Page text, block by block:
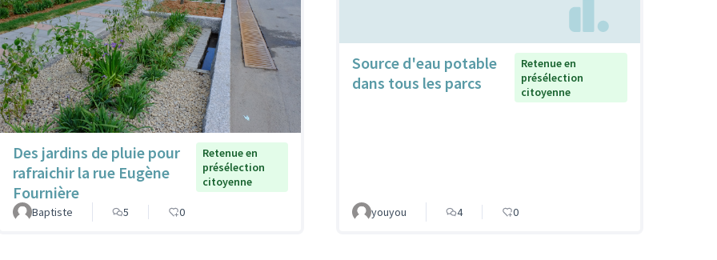
Des jardins de pluie pour
rafraichir la rue Eugène
Fournière
Retenue en
présélection
citoyenne
Baptiste 5 0
Source d'eau potable
dans tous les parcs
Retenue en
présélection
citoyenne
youyou 4 0